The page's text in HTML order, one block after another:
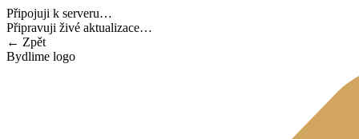
Připojuji k serveru…
Připravuji živé aktualizace…
← Zpět
Bydlime logo